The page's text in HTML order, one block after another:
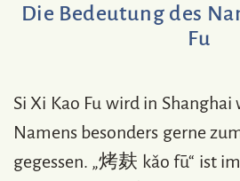
Die Bedeutung des
Fu
Si Xi Kao Fu wird in Shanghai
Namens besonders gerne
gegessen. „烤麸 kǎo fū“ ist